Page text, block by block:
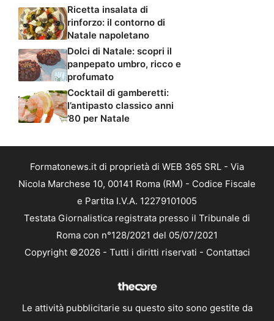
Ricetta insalata di
rinforzo: il contorno di
Natale napoletano
Dolci di Natale: scopri il
panpepato umbro, ricco e
profumato
Cocktail di gamberetti:
l’antipasto classico anni
’80 per Natale
Formatonews.it di proprietà di WEB 365 SRL - Via
Nicola Marchese 10, 00141 Roma (RM) - Codice Fiscale
e Partita I.V.A. 12279101005
Testata Giornalistica registrata presso il Tribunale di
Roma con n°128/2021 del 05/07/2021
Copyright ©2026 - Tutti i diritti riservati - Contattaci
Le attività pubblicitarie su questo sito sono gestite da